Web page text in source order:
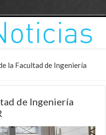
la Facultad de Ingeniería
de Ingeniería